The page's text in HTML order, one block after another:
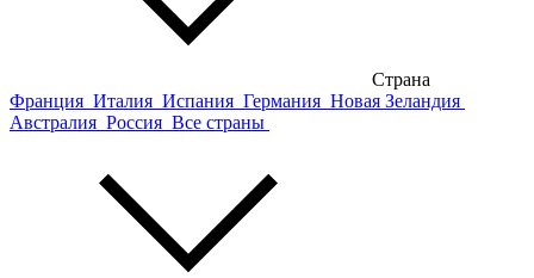
Страна
Франция Италия Испания Германия Новая Зеландия
Австралия Россия Все страны